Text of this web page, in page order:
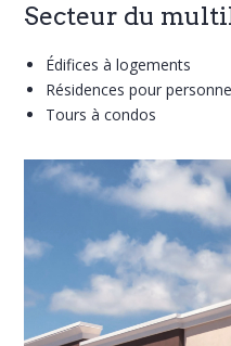
Secteur du
Édifices à logements
Résidences pour
Tours à condos